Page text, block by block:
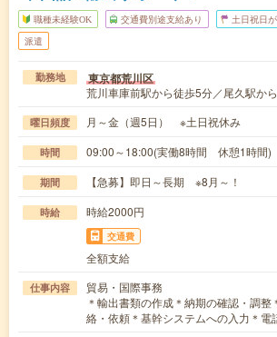
職種未経験OK 交通費別途支給あり 土日祝日
派遣
勤務地 東京都荒川区
荒川車庫前駅から徒歩5分／尾久駅か
曜日頻度 月～金（週5日） ※土日祝休み
時間 09:00～18:00(実働8時間 休憩1時間)
期間 【急募】即日～長期 ※8月～！
時給 時給2000円
交通費
全額支給
仕事内容
貿易・国際事務
＊輸出書類の作成＊納期の確認・調整
絡・依頼＊基幹システムへの入力＊